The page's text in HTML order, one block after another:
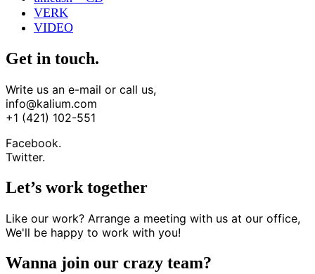
VERK
VIDEO
Get in touch.
Write us an e-mail or call us,
info@kalium.com
+1 (421) 102-551
Facebook.
Twitter.
Let’s work together
Like our work? Arrange a meeting with us at our office,
We'll be happy to work with you!
Wanna join our crazy team?